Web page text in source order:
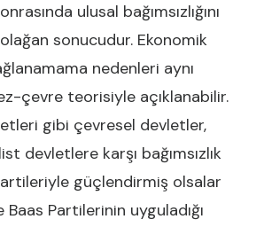
ulusal bağımsızlığını
sonucudur. Ekonomik
nedenleri aynı
çevre teorisiyle açıklanabilir.
gibi çevresel devletler,
devletlere karşı bağımsızlık
güçlendirmiş olsalar
Partilerinin uyguladığı